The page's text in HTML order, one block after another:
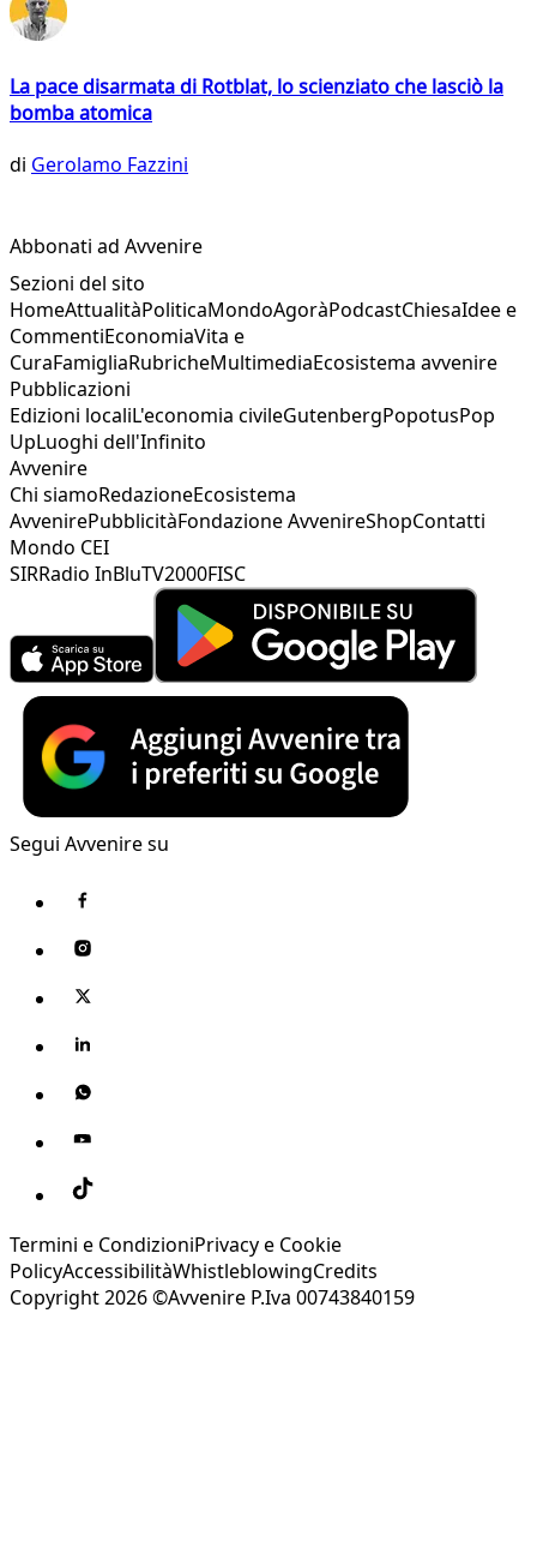
La pace disarmata di Rotblat, lo scienziato che lasciò la
bomba atomica
di Gerolamo Fazzini
Abbonati ad Avvenire
Sezioni del sito
HomeAttualitàPoliticaMondoAgoràPodcastChiesaIdee e
CommentiEconomiaVita e
CuraFamigliaRubricheMultimediaEcosistema avvenire
Pubblicazioni
Edizioni localiL'economia civileGutenbergPopotusPop
UpLuoghi dell'Infinito
Avvenire
Chi siamoRedazioneEcosistema
AvvenirePubblicitàFondazione AvvenireShopContatti
Mondo CEI
SIRRadio InBluTV2000FISC
Segui Avvenire su
Termini e CondizioniPrivacy e Cookie
PolicyAccessibilitàWhistleblowingCredits
Copyright 2026 ©Avvenire P.Iva 00743840159